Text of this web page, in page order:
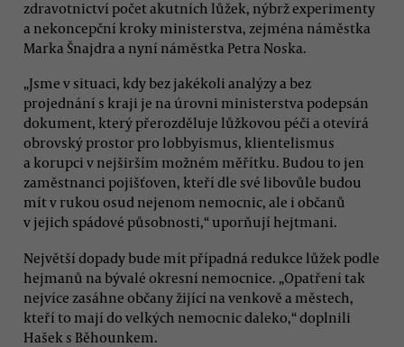
zdravotnictví počet akutních lůžek, nýbrž experimenty
a nekoncepční kroky ministerstva, zejména náměstka
Marka Šnajdra a nyní náměstka Petra Noska.
„Jsme v situaci, kdy bez jakékoli analýzy a bez
projednání s kraji je na úrovni ministerstva podepsán
dokument, který přerozděluje lůžkovou péči a otevírá
obrovský prostor pro lobbyismus, klientelismus
a korupci v nejširším možném měřítku. Budou to jen
zaměstnanci pojišťoven, kteří dle své libovůle budou
mít v rukou osud nejenom nemocnic, ale i občanů
v jejich spádové působnosti,“ uporňují hejtmani.
Největší dopady bude mít případná redukce lůžek podle
hejmanů na bývalé okresní nemocnice. „Opatření tak
nejvíce zasáhne občany žijící na venkově a městech,
kteří to mají do velkých nemocnic daleko,“ doplnili
Hašek s Běhounkem.